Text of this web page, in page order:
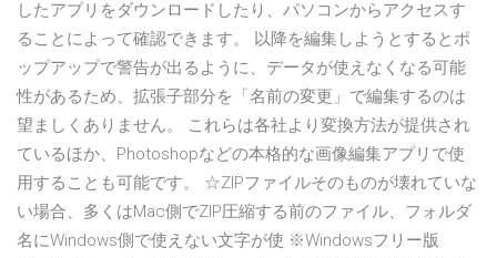
したアプリをダウンロードしたり、パソコンからアクセスす
ることによって確認できます。 以降を編集しようとするとポ
ップアップで警告が出るように、データが使えなくなる可能
性があるため、拡張子部分を「名前の変更」で編集するのは
望ましくありません。 これらは各社より変換方法が提供され
ているほか、Photoshopなどの本格的な画像編集アプリで使
用することも可能です。 ☆ZIPファイルそのものが壊れていな
い場合、多くはMac側でZIP圧縮する前のファイル、フォルダ
名にWindows側で使えない文字が使 ※Windowsフリー版